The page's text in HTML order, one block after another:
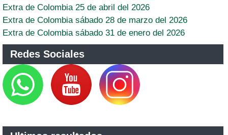
Extra de Colombia 25 de abril del 2026
Extra de Colombia sábado 28 de marzo del 2026
Extra de Colombia sábado 31 de enero del 2026
Redes Sociales